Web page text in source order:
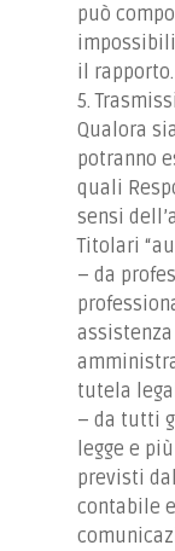
può
il rapporto.
5.
Qualora
potranno
quali
sensi
Titolari
– da
tutela
– da tutti
legge e
previsti
contabile